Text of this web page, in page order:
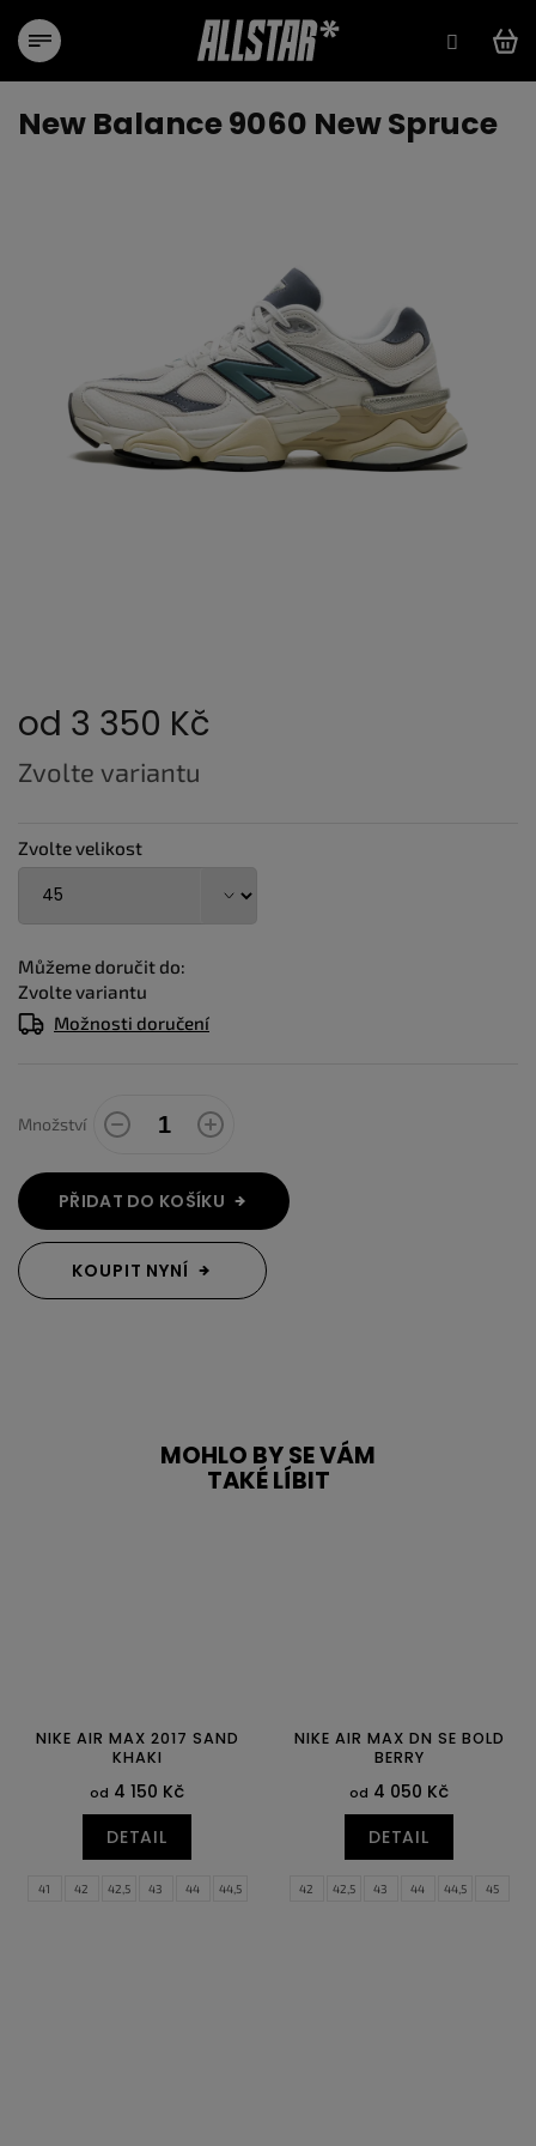
obsah
New Balance 9060 New Spruce
od 3 350 Kč
Měrná
cena:
Zvolte variantu
Zvolte velikost
Můžeme doručit do:
Zvolte variantu
Možnosti doručení
Množství
PŘIDAT DO KOŠÍKU
KOUPIT NYNÍ
MOHLO BY SE VÁM
TAKÉ LÍBIT
NIKE AIR MAX 2017 SAND
KHAKI
od 4 150 Kč
DETAIL
41 42 42,5 43 44
44,5
NIKE AIR MAX DN SE BOLD
BERRY
od 4 050 Kč
DETAIL
42 42,5 43 44 44,5
45